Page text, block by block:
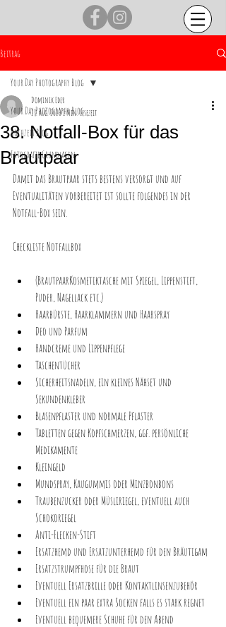
Beitrag
Your Day Photography Blog
Hochzeit Blog
Fotografie Grundlagen
Your Day Photography Blog
38. Notfall-Box für das
Brautpaar
Dominik Eder
28. Aug. 20201 Min. Lesezeit
Damit das Brautpaar stets bestens versorgt und auf
Eventualitäten vorbereitet ist sollte folgendes in der
Notfall-Box sein.
Checkliste Notfallbox
(BrautpaarKosmetiktasche mit Spiegel, Lippenstift,
Puder, Nagellack etc.)
Haarbürste, Haarklammern und Haarspray
Deo und Parfum
Handcreme und Lippenpflege
Taschentücher
Sicherheitsnadeln, ein kleines Nähset und
Sekundenkleber
Blasenpflaster und normale Pflaster
Tabletten gegen Kopfschmerzen, ggf. persönliche
Medikamente
Kleingeld
Mundspray, Kaugummis oder Minzbonbons
Traubenzucker oder Müsliriegel, eventuell auch
Schokoriegel
Anti-Flecken-Stift
Ersatzhemd und Ersatzunterhemd für den Bräutigam
Ersatzstrumpfhose für die Braut
Eventuell Ersatzbrille oder Kontaktlinsenzubehör
Eventuell ein paar extra Socken falls es stark regnet
Eventuell bequemere Schuhe für den Abend